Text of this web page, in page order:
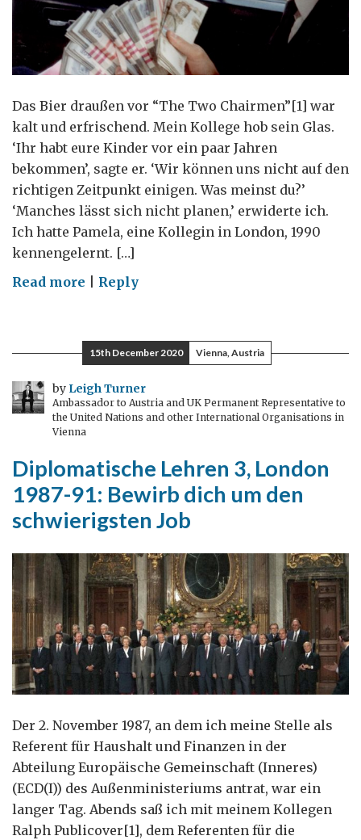
Das Bier draußen vor “The Two Chairmen”[1] war
kalt und erfrischend. Mein Kollege hob sein Glas.
‘Ihr habt eure Kinder vor ein paar Jahren
bekommen’, sagte er. ‘Wir können uns nicht auf den
richtigen Zeitpunkt einigen. Was meinst du?’
‘Manches lässt sich nicht planen,’ erwiderte ich.
Ich hatte Pamela, eine Kollegin in London, 1990
kennengelernt. […]
Read more on
4,
Russland
1991-
95:
Mach
einen
Plan
und
halt
dich
nicht
daran
Reply
15th December 2020 Vienna, Austria
by Leigh Turner
Ambassador to Austria and UK Permanent Representative to
the United Nations and other International Organisations in
Vienna
Diplomatische Lehren 3, London
1987-91: Bewirb dich um den
schwierigsten Job
Der 2. November 1987, an dem ich meine Stelle als
Referent für Haushalt und Finanzen in der
Abteilung Europäische Gemeinschaft (Inneres)
(ECD(I)) des Außenministeriums antrat, war ein
langer Tag. Abends saß ich mit meinem Kollegen
Ralph Publicover[1], dem Referenten für die